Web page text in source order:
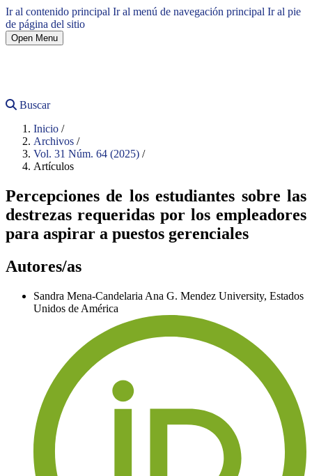
Ir al contenido principal Ir al menú de navegación principal Ir al pie
de página del sitio
Open Menu
Buscar
Inicio /
Archivos /
Vol. 31 Núm. 64 (2025) /
Artículos
Percepciones de los estudiantes sobre las
destrezas requeridas por los empleadores
para aspirar a puestos gerenciales
Autores/as
Sandra Mena-Candelaria Ana G. Mendez University, Estados
Unidos de América